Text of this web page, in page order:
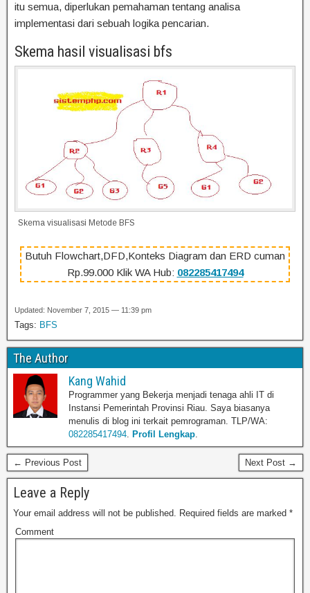
itu semua, diperlukan pemahaman tentang analisa
implementasi dari sebuah logika pencarian.
Skema hasil visualisasi bfs
Skema visualisasi Metode BFS
Butuh Flowchart,DFD,Konteks Diagram dan ERD cuman
Rp.99.000 Klik WA Hub: 082285417494
Updated: November 7, 2015 — 11:39 pm
Tags: BFS
The Author
Kang Wahid
Programmer yang Bekerja menjadi tenaga ahli IT di
Instansi Pemerintah Provinsi Riau. Saya biasanya
menulis di blog ini terkait pemrograman. TLP/WA:
082285417494
Profil Lengkap
← Previous Post Next Post →
Leave a Reply
Your email address will not be published. Required fields are marked *
Comment